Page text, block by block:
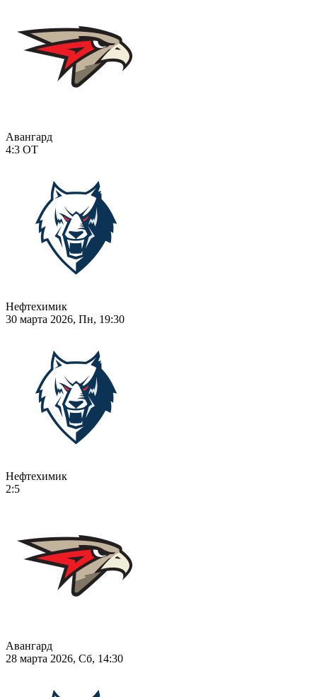
Авангард
4:3 ОТ
Нефтехимик
30 марта 2026, Пн, 19:30
Нефтехимик
2:5
Авангард
28 марта 2026, Сб, 14:30